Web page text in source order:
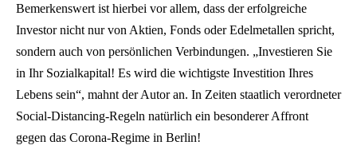
Bemerkenswert ist hierbei vor allem, dass der erfolgreiche
Investor nicht nur von Aktien, Fonds oder Edelmetallen spricht,
sondern auch von persönlichen Verbindungen. „Investieren Sie
in Ihr Sozialkapital! Es wird die wichtigste Investition Ihres
Lebens sein“, mahnt der Autor an. In Zeiten staatlich verordneter
Social-Distancing-Regeln natürlich ein besonderer Affront
gegen das Corona-Regime in Berlin!